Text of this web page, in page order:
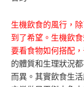
生機飲食的風行，
到了希望。生機飲
要看食物如何搭配
的體質和生理狀況
而異。其實飲食生